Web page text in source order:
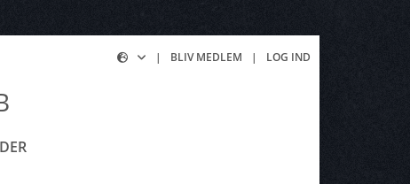
| BLIV MEDLEM | LOG IND